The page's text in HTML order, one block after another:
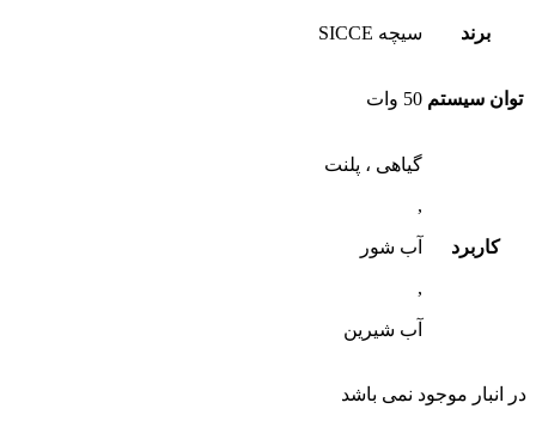
برند سیچه SICCE
توان سیستم 50 وات
کاربرد
گیاهی ، پلنت
,
آب شور
,
آب شیرین
در انبار موجود نمی باشد